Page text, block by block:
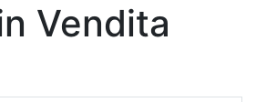
Vendita